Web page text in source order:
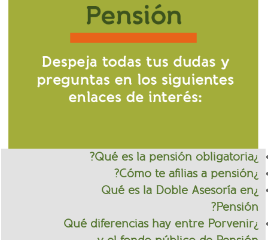
¿Qué es la Doble Asesoría en
Pensión?
¿Qué diferencias hay entre Porvenir